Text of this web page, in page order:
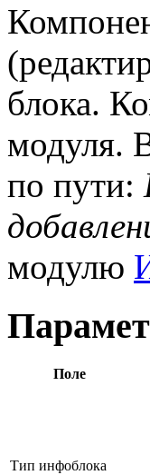
блока.
модуля.
по пути:
модулю
Поле
Тип инфоблока